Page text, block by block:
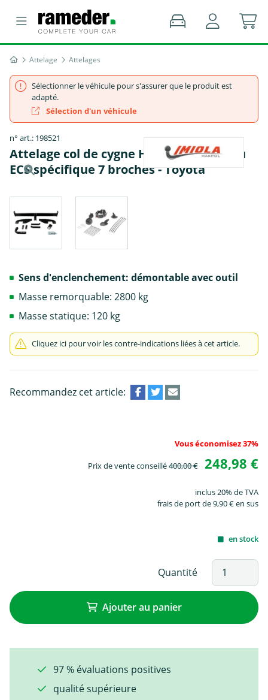
Attelage Attelages
Sélectionner le véhicule pour s'assurer que le produit est
adapté.
Sélection d'un véhicule
n° art.: 198521
Attelage col de cygne Hak-Pol + faisceau
ECS spécifique 7 broches - Toyota
Sens d'enclenchement: démontable avec outil
Masse remorquable: 2800 kg
Masse statique: 120 kg
Cliquez ici pour voir les contre-indications liées à cet article.
Recommandez cet article:
Vous économisez 37%
Prix de vente conseillé400,00 € 248,98 €
inclus 20% de TVA
frais de port de 9,90 € en sus
en stock
Quantité
Ajouter au panier
97 % évaluations positives
qualité supérieure